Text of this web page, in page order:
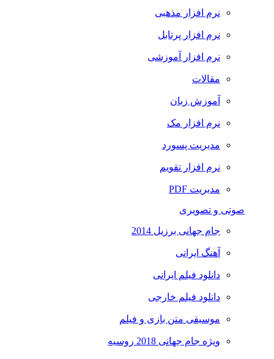
نرم افزار مذهبی
نرم افزار پرتابل
نرم افزار آموزشی
مقالات
آموزش زبان
نرم افزار مک
مدیریت پسورد
نرم افزار تقویم
مدیریت PDF
صوتی و تصویری
جام جهانی برزیل 2014
آهنگ ایرانی
دانلود فیلم ایرانی
دانلود فیلم خارجی
موسیقی متن بازی و فیلم
ویژه جام جهانی 2018 روسیه